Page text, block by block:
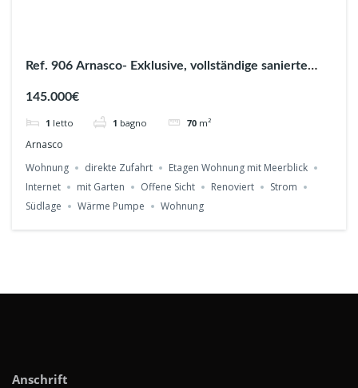
Ref. 906 Arnasco- Exklusive, vollständige sanierte
145.000€
1 letto 1 bagno 70 m²
Arnasco
Wohnung
direkte Zufahrt
Etagen Wohnung mit Meerblick
Internet
mit Garten Offene Sicht Renoviert
Strom
Südlage
Wärme Pumpe Wohnung
Anschrift